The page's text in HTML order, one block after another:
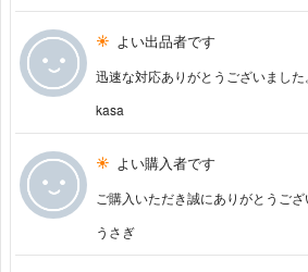
よい出品者です
迅速な対応ありがとうございました。
kasa
よい購入者です
ご購入いただき誠にありがとうござ
うさぎ